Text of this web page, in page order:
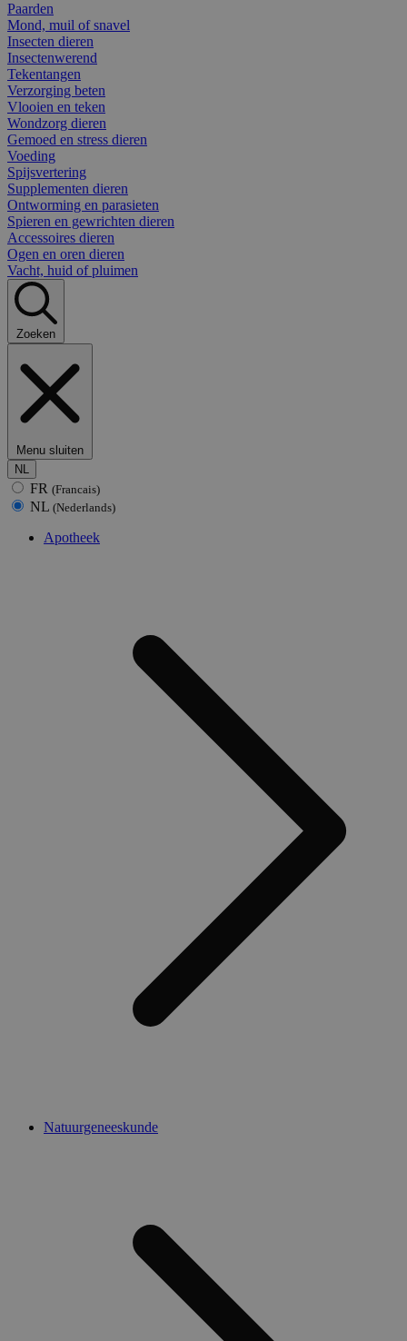
Paarden
Mond, muil of snavel
Insecten dieren
Insectenwerend
Tekentangen
Verzorging beten
Vlooien en teken
Wondzorg dieren
Gemoed en stress dieren
Voeding
Spijsvertering
Supplementen dieren
Ontworming en parasieten
Spieren en gewrichten dieren
Accessoires dieren
Ogen en oren dieren
Vacht, huid of pluimen
Zoeken
Menu sluiten
NL
FR (Francais)
NL (Nederlands)
Apotheek
Natuurgeneeskunde